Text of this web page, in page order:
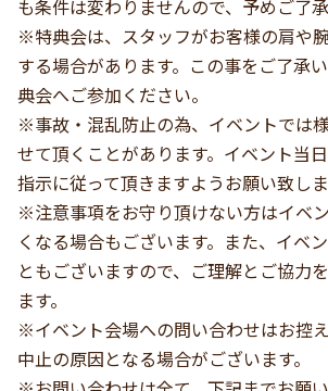
も条件は変わりませんので、予めご了承
※特典会は、スタッフがお客様の肩や
する場合があります。この事をご了承
典会へご参加ください。
※事故・混乱防止の為、イベントでは
せて頂くことがあります。イベント当
指示に従って頂きますようお願い致しま
※注意事項をお守り頂けない方はイベ
くなる場合もございます。また、イベ
ともございますので、ご理解とご協力
ます。
※イベント会場への問い合わせはお控
中止の原因となる場合がございます。